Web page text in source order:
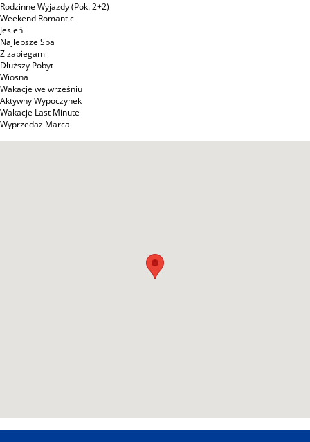
Rodzinne Wyjazdy (Pok. 2+2)
Weekend Romantic
Jesień
Najlepsze Spa
Z zabiegami
Dłuższy Pobyt
Wiosna
Wakacje we wrześniu
Aktywny Wypoczynek
Wakacje Last Minute
Wyprzedaż Marca